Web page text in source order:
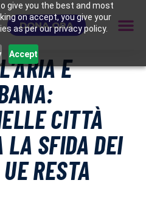
give you the best and most
on accept, you give your
as per our privacy policy.
Accept
DONA ORA
E
CITTÀ
LA SFIDA DEI
RESTA